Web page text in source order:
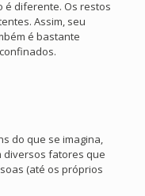
é diferente. Os restos
Assim, seu
é bastante
do que se imagina,
diversos fatores que
(até os próprios